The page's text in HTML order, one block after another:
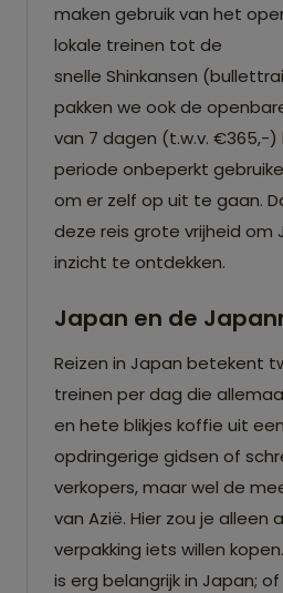
maken gebruik van het
lokale treinen tot de
snelle Shinkansen
pakken we ook de
van 7 dagen (t.w.v. €365,-)
periode onbeperkt
om er zelf op uit te gaan.
deze reis grote vrijheid om
inzicht te ontdekken.
Japan en de
Reizen in Japan betekent
treinen per dag die
en hete blikjes koffie uit
opdringerige gidsen of
verkopers, maar wel de
van Azië. Hier zou je alleen
verpakking iets willen
is erg belangrijk in Japan;